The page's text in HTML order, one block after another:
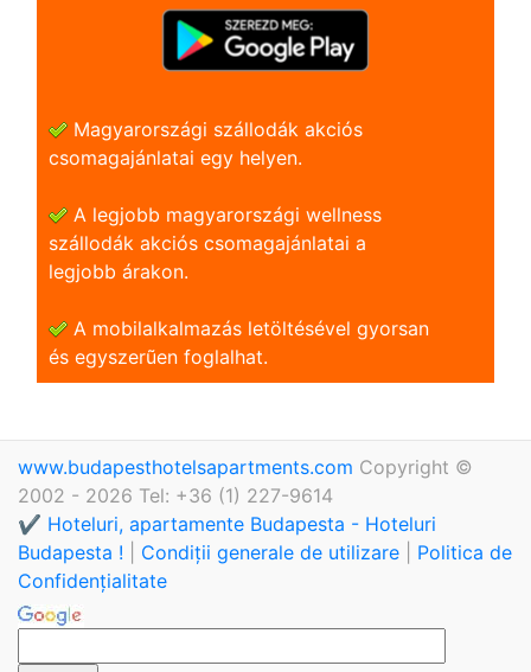
Magyarországi szállodák akciós
csomagajánlatai egy helyen.
A legjobb magyarországi wellness
szállodák akciós csomagajánlatai a
legjobb árakon.
A mobilalkalmazás letöltésével gyorsan
és egyszerũen foglalhat.
www.budapesthotelsapartments.com Copyright ©
2002 - 2026 Tel: +36 (1) 227-9614
✔️ Hoteluri, apartamente Budapesta - Hoteluri
Budapesta !
Condiții generale de utilizare
Politica de
Confidențialitate